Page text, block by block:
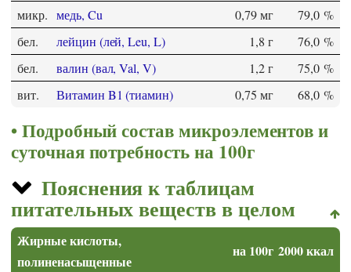
микр. медь, Cu 0,79 мг
79,0 %
бел.
лейцин (лей, Leu, L) 1,8 г
76,0 %
бел.
валин (вал, Val, V) 1,2 г
75,0 %
вит.
Витамин B1 (тиамин) 0,75 мг 68,0 %
Подробный состав микроэлементов и
суточная потребность на 100г
Пояснения к таблицам
питательных веществ в целом
Жирные кислоты,
полиненасыщенные
на 100г 2000 ккал